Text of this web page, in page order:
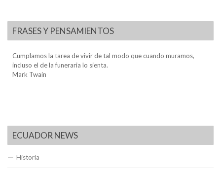
FRASES Y PENSAMIENTOS
Cumplamos la tarea de vivir de tal modo que cuando muramos,
incluso el de la funeraria lo sienta.
Mark Twain
ECUADOR NEWS
Historia